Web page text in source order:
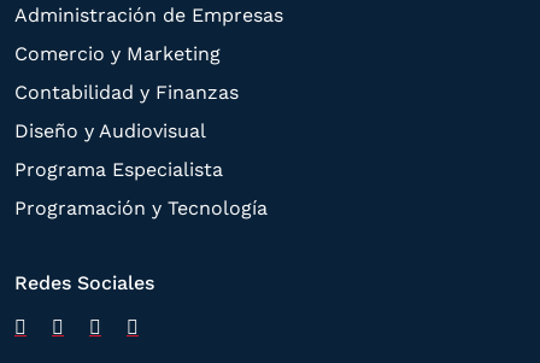
Administración de Empresas
Comercio y Marketing
Contabilidad y Finanzas
Diseño y Audiovisual
Programa Especialista
Programación y Tecnología
Redes Sociales